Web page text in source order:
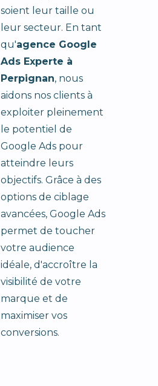
soient leur taille ou
leur secteur. En tant
qu'agence Google
Ads Experte à
Perpignan, nous
aidons nos clients à
exploiter pleinement
le potentiel de
Google Ads pour
atteindre leurs
objectifs. Grâce à des
options de ciblage
avancées, Google Ads
permet de toucher
votre audience
idéale, d'accroître la
visibilité de votre
marque et de
maximiser vos
conversions.